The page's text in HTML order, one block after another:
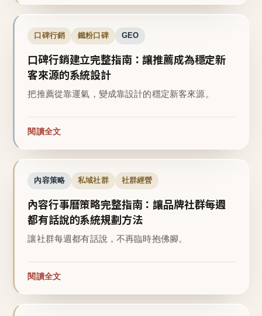
口碑行銷 鐵粉口碑 GEO
口碑行銷建立完整指南：讓推薦成為穩定新
客來源的系統設計
把推薦從靠運氣，變成靠設計的穩定新客來源。
閱讀全文
內容策略 私域社群 社群經營
內容行事曆策略完整指南：讓品牌社群每週
都有話說的系統規劃方法
讓社群每週都有話說，不再臨時抱佛腳。
閱讀全文